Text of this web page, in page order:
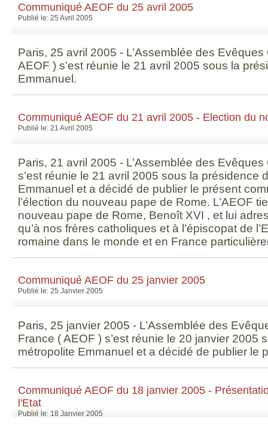
Communiqué AEOF du 25 avril 2005
Publié le: 25 Avril 2005
Paris, 25 avril 2005 - L’Assemblée des
AEOF ) s’est réunie le 21 avril 2005 sous la
Emmanuel.
Communiqué AEOF du 21 avril 2005 - Election du
Publié le: 21 Avril 2005
Paris, 21 avril 2005 - L’Assemblée des
s’est réunie le 21 avril 2005 sous la présidence
Emmanuel et a décidé de publier le présent
l’élection du nouveau pape de Rome. L’AEOF
nouveau pape de Rome, Benoît XVI , et lui
qu’à nos frères catholiques et à l’épiscopat de
romaine dans le monde et en France
Communiqué AEOF du 25 janvier 2005
Publié le: 25 Janvier 2005
Paris, 25 janvier 2005 - L’Assemblée des
France ( AEOF ) s’est réunie le 20 janvier 2005
métropolite Emmanuel et a décidé de publier le
Communiqué AEOF du 18 janvier 2005 -
l'Etat
Publié le: 18 Janvier 2005